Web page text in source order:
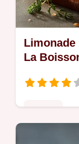
Limonade
La
Découvrez